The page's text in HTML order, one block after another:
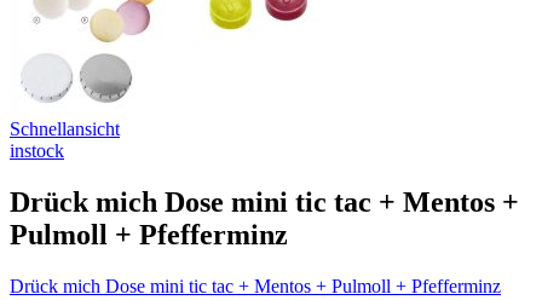
Schnellansicht
instock
Drück mich Dose mini tic tac + Mentos +
Pulmoll + Pfefferminz
Drück mich Dose mini tic tac + Mentos + Pulmoll + Pfefferminz